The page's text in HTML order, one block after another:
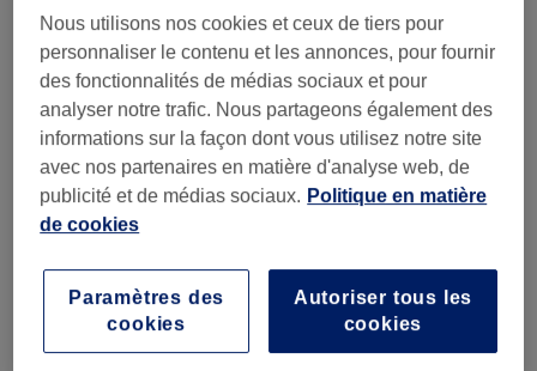
Propreté
Personnel
Filtrer les avis
beauté
Toutes les prestations
Évaluation Filtrer par évaluation
Nous utilisons nos cookies et ceux de tiers pour
personnaliser le contenu et les annonces, pour fournir
des fonctionnalités de médias sociaux et pour
analyser notre trafic. Nous partageons également des
informations sur la façon dont vous utilisez notre site
avec nos partenaires en matière d'analyse web, de
publicité et de médias sociaux. Politique en matière
de cookies
Autoriser tous les
cookies
Paramètres des
cookies